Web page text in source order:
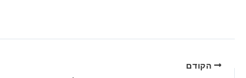
הקודם